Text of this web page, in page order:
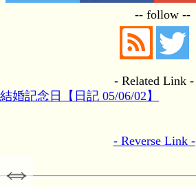
-- follow --
- Related Link -
結婚記念日【日記 05/06/02】
- Reverse Link -
⇔